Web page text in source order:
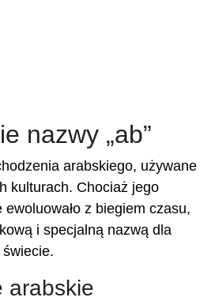
nazwy „ab”
arabskiego, używane
kulturach. Chociaż jego
z biegiem czasu,
i specjalną nazwą dla
świecie.
arabskie